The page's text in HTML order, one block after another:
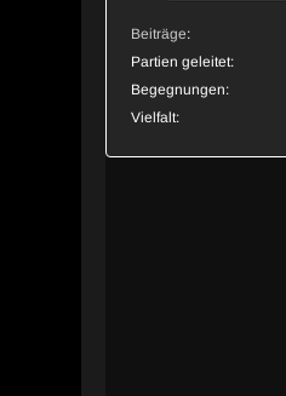
Beiträge
Partien geleitet
Begegnungen
Vielfalt